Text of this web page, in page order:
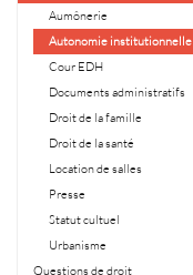
Aumônerie
Autonomie institutionnelle
Cour EDH
Documents administratifs
Droit de la famille
Droit de la santé
Location de salles
Presse
Statut cultuel
Urbanisme
Questions de droit